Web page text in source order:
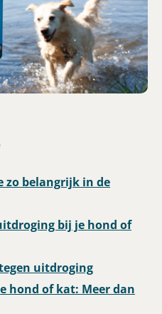
zo belangrijk in de
bij je hond of
uitdroging
hond of kat: Meer dan